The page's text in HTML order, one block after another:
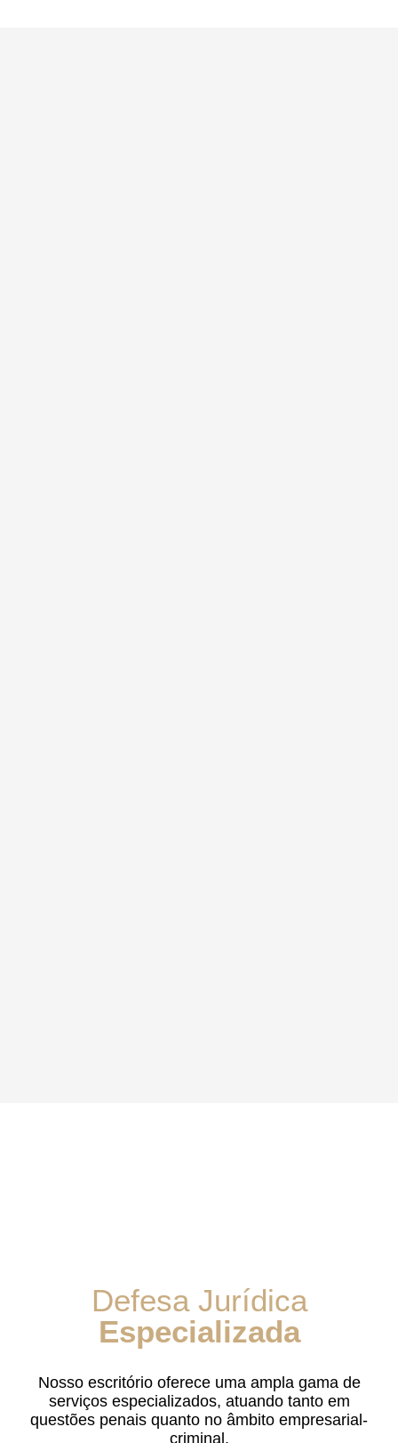
Defesa Jurídica
Especializada
Nosso escritório oferece uma ampla gama de
serviços especializados, atuando tanto em
questões penais quanto no âmbito empresarial-
criminal.